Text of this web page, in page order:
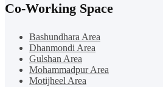
Co-Working Space
Bashundhara Area
Dhanmondi Area
Gulshan Area
Mohammadpur Area
Motijheel Area